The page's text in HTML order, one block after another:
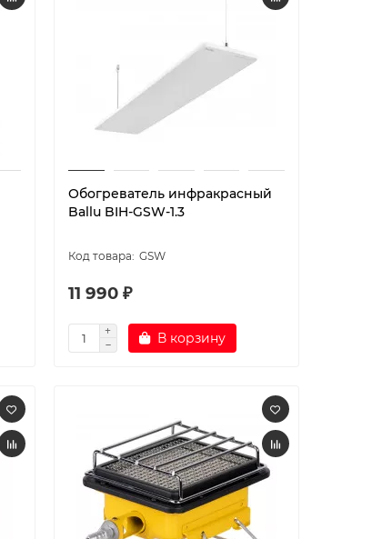
Обогреватель инфракрасный
Ballu BIH-GSW-1.3
GSW
11 990 ₽
В корзину